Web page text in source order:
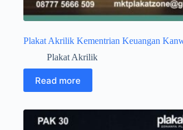
Plakat Akrilik Kementrian Keuangan
Plakat Akrilik
Read more